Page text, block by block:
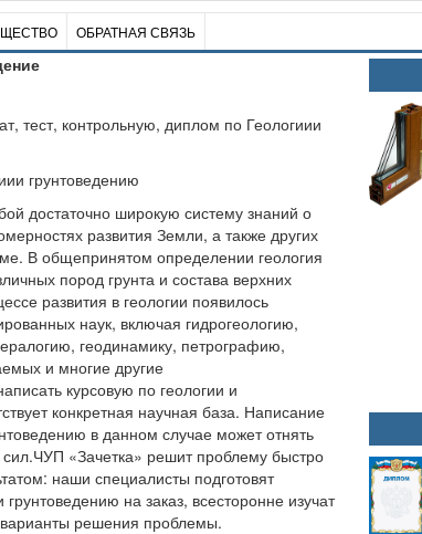
ОБРАТНАЯ СВЯЗЬ
тест, контрольную, диплом по Геологиии
грунтоведению
достаточно широкую систему знаний о
развития Земли, а также других
В общепринятом определении геология
пород грунта и состава верхних
развития в геологии появилось
наук, включая гидрогеологию,
геодинамику, петрографию,
и многие другие
курсовую по геологии и
конкретная научная база. Написание
в данном случае может отнять
«Зачетка» решит проблему быстро
наши специалисты подготовят
на заказ, всесторонне изучат
решения проблемы.